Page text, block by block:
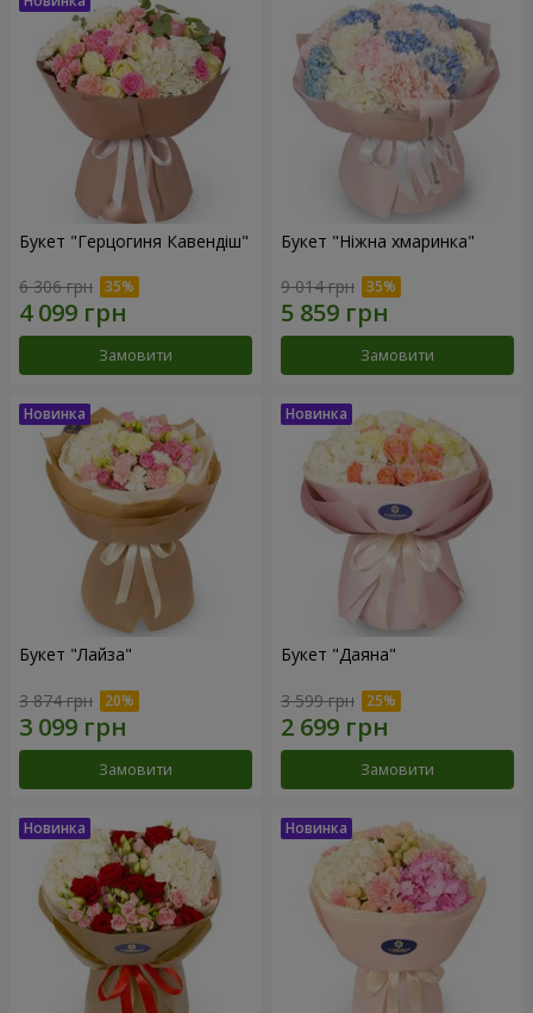
Букет "Герцогиня Кавендіш"
6 306 грн
Замовити
Букет "Ніжна хмаринка"
9 014 грн
Замовити
Букет "Лайза"
3 874 грн
Замовити
Букет "Даяна"
3 599 грн
Замовити